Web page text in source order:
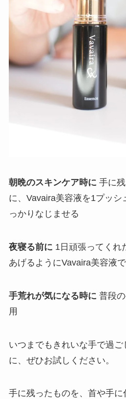
朝晩のスキンケア時に 手に
に、Vavaira美容液を1プッシ
っかりなじませる
夜寝る前に 1日頑張ってくれ
あげるようにVavaira美容液
手荒れが気になる時に 普段
用
いつまでもきれいな手で過
に、ぜひお試しください。
手に残ったものを、首や手